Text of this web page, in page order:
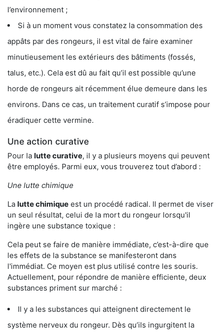
l’environnement ;
Si à un moment vous constatez la consommation des
appâts par des rongeurs, il est vital de faire examiner
minutieusement les extérieurs des bâtiments (fossés,
talus, etc.). Cela est dû au fait qu’il est possible qu’une
horde de rongeurs ait récemment élue demeure dans les
environs. Dans ce cas, un traitement curatif s’impose pour
éradiquer cette vermine.
Une action curative
Pour la lutte curative, il y a plusieurs moyens qui peuvent
être employés. Parmi eux, vous trouverez tout d’abord :
Une lutte chimique
La lutte chimique est un procédé radical. Il permet de viser
un seul résultat, celui de la mort du rongeur lorsqu'il
ingère une substance toxique :
Cela peut se faire de manière immédiate, c’est-à-dire que
les effets de la substance se manifesteront dans
l'immédiat. Ce moyen est plus utilisé contre les souris.
Actuellement, pour répondre de manière efficiente, deux
substances priment sur marché :
Il y a les substances qui atteignent directement le
système nerveux du rongeur. Dès qu’ils ingurgitent la